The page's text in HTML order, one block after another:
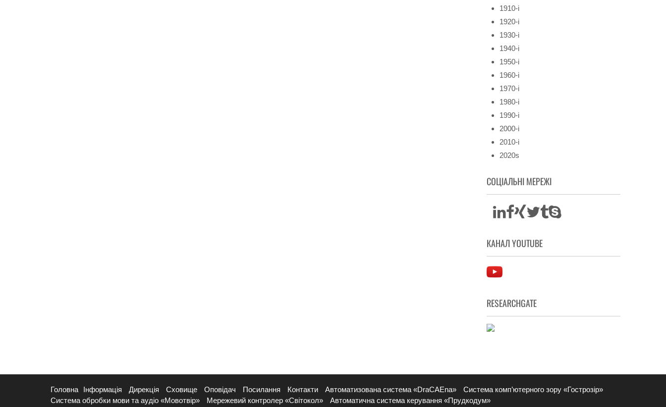
1910-і
1920-і
1930-і
1940-і
1950-і
1960-і
1970-і
1980-і
1990-і
2000-і
2010-і
2020s
СОЦІАЛЬНІ МЕРЕЖІ
КАНАЛ YOUTUBE
RESEARCHGATE
Головна Інформація Дирекція Сховище Оповідач Посилання Контакти Автоматизована система «DraCAEna»
Система комп’ютерного зору «Гострозір»
Система обробки мови та аудіо «Мовотвір»
Мережевий контролер «Світокол» Автоматична система керування «Прудкодум»